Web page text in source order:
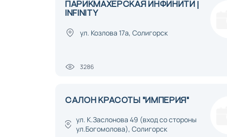
ПАРИКМАХЕРСКАЯ ИНФИНИТИ |
INFINITY
ул. Козлова 17а, Солигорск
3286
САЛОН КРАСОТЫ "ИМПЕРИЯ"
ул. К.Заслонова 49 (вход со стороны
ул.Богомолова), Солигорск